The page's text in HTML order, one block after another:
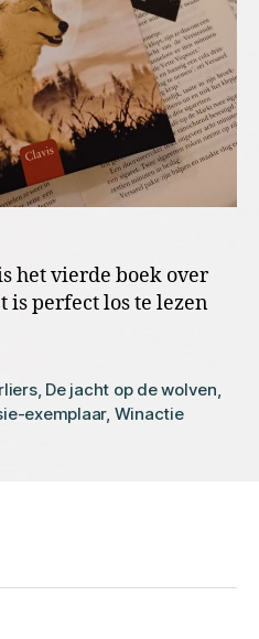
het vierde boek over
is perfect los te lezen
, De jacht op de wolven,
exemplaar, Winactie